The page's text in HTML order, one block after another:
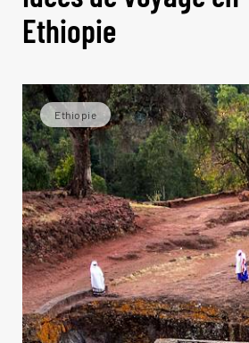
Ethiopie
Ethiopie